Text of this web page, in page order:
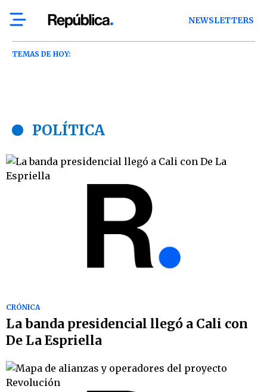
NEWSLETTERS
TEMAS DE HOY:
POLÍTICA
CRÓNICA
La banda presidencial llegó a Cali con
De La Espriella